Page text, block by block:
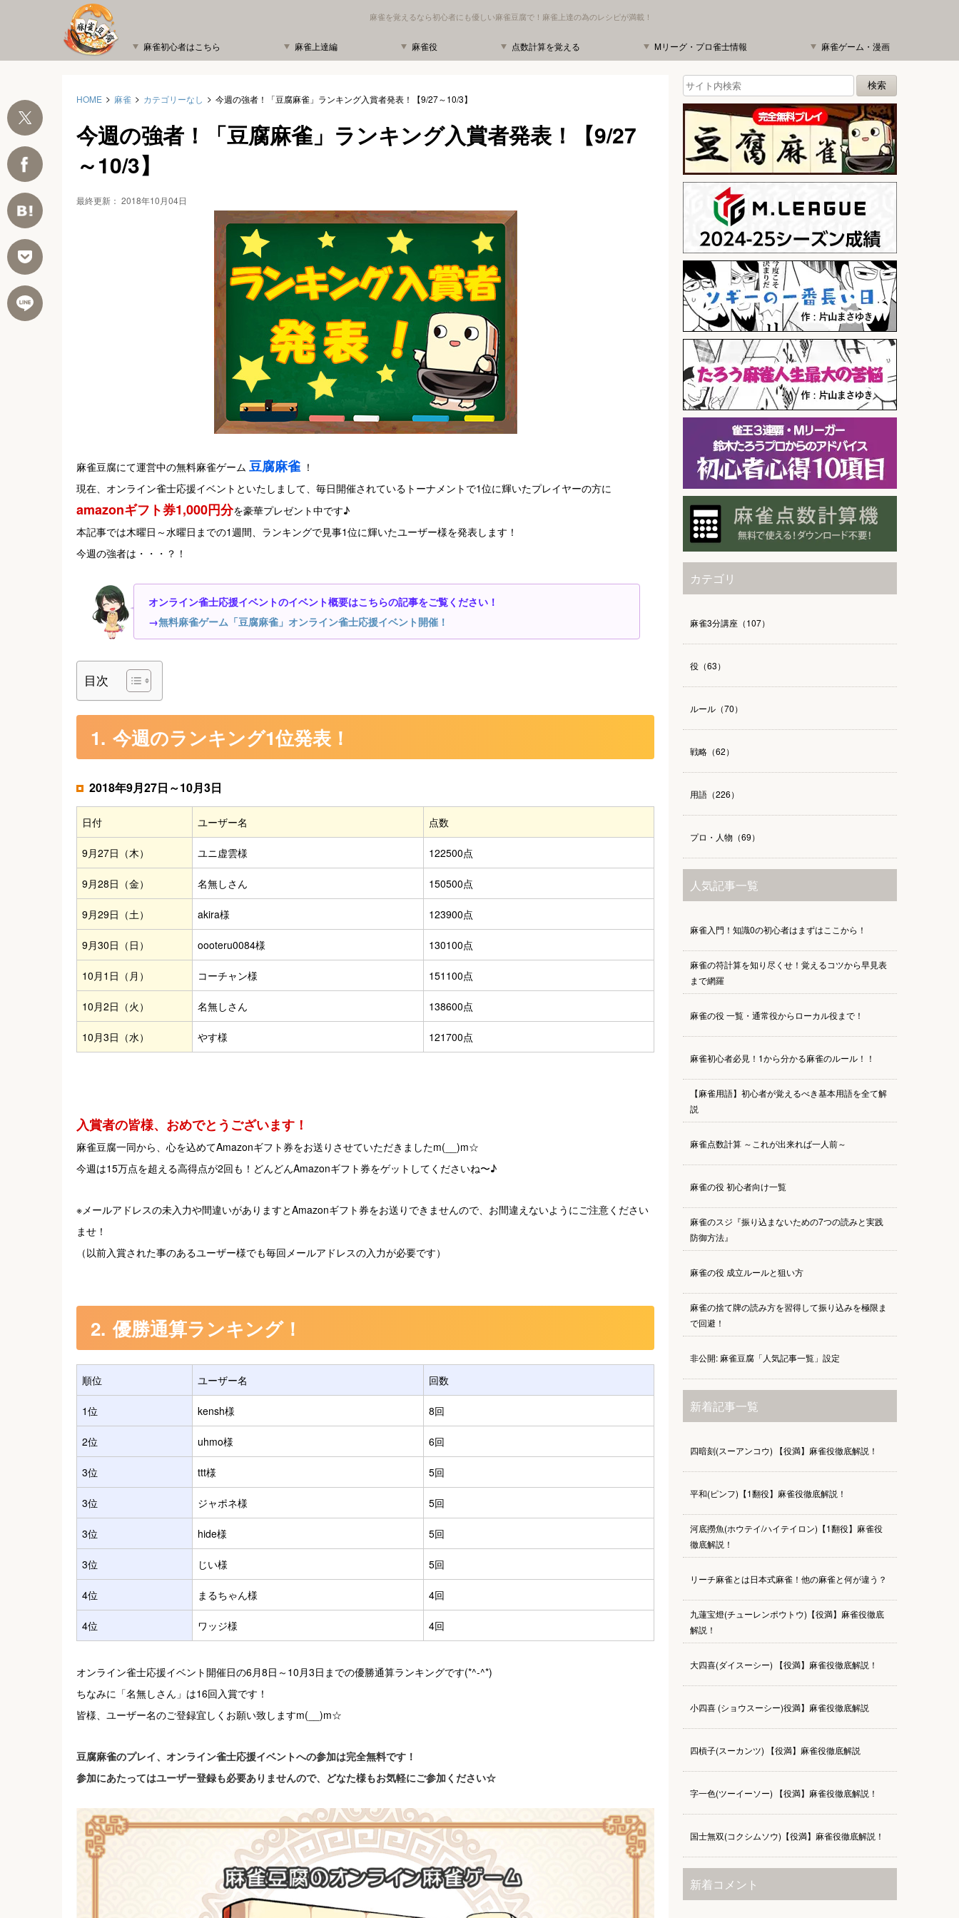
麻雀を覚えるなら初心者にも優しい麻雀豆腐で！麻雀上達の為のレシピが満載！
麻雀初心者はこちら 麻雀上達編 麻雀役 点数計算を覚える Mリーグ・プロ雀士情報 麻雀ゲーム・漫画
HOME 麻雀 カテゴリーなし 今週の強者！「豆腐麻雀」ランキング入賞者発表！【9/27～10/3】
今週の強者！「豆腐麻雀」ランキング入賞者発表！【9/27
～10/3】
最終更新： 2018年10月04日
麻雀豆腐にて運営中の無料麻雀ゲーム 豆腐麻雀 ！
現在、オンライン雀士応援イベントといたしまして、毎日開催されているトーナメントで1位に輝いたプレイヤーの方に
amazonギフト券1,000円分を豪華プレゼント中です♪
本記事では木曜日～水曜日までの1週間、ランキングで見事1位に輝いたユーザー様を発表します！
今週の強者は・・・？！
オンライン雀士応援イベントのイベント概要はこちらの記事をご覧ください！
→無料麻雀ゲーム「豆腐麻雀」オンライン雀士応援イベント開催！
目次
今週のランキング1位発表！
2018年9月27日～10月3日
日付 ユーザー名 点数
9月27日（木） ユニ虚雲様 122500点
9月28日（金） 名無しさん 150500点
9月29日（土） akira様 123900点
9月30日（日） oooteru0084様 130100点
10月1日（月） コーチャン様 151100点
10月2日（火） 名無しさん 138600点
10月3日（水） やす様 121700点
入賞者の皆様、おめでとうございます！
麻雀豆腐一同から、心を込めてAmazonギフト券をお送りさせていただきましたm(__)m☆
今週は15万点を超える高得点が2回も！どんどんAmazonギフト券をゲットしてくださいね〜♪
※メールアドレスの未入力や間違いがありますとAmazonギフト券をお送りできませんので、お間違えないようにご注意ください
ませ！
（以前入賞された事のあるユーザー様でも毎回メールアドレスの入力が必要です）
優勝通算ランキング！
順位 ユーザー名 回数
1位 kensh様 8回
2位 uhmo様 6回
3位 ttt様 5回
3位 ジャポネ様 5回
3位 hide様 5回
3位 じい様 5回
4位 まるちゃん様 4回
4位 ワッジ様 4回
オンライン雀士応援イベント開催日の6月8日～10月3日までの優勝通算ランキングです(*^-^*)
ちなみに「名無しさん」は16回入賞です！
皆様、ユーザー名のご登録宜しくお願い致しますm(__)m☆
豆腐麻雀のプレイ、オンライン雀士応援イベントへの参加は完全無料です！
参加にあたってはユーザー登録も必要ありませんので、どなた様もお気軽にご参加ください☆
カテゴリ
麻雀3分講座（107）
役（63）
ルール（70）
戦略（62）
用語（226）
プロ・人物（69）
人気記事一覧
麻雀入門！知識0の初心者はまずはここから！
麻雀の符計算を知り尽くせ！覚えるコツから早見表
まで網羅
麻雀の役 一覧・通常役からローカル役まで！
麻雀初心者必見！1から分かる麻雀のルール！！
【麻雀用語】初心者が覚えるべき基本用語を全て解
説
麻雀点数計算 ～これが出来れば一人前～
麻雀の役 初心者向け一覧
麻雀のスジ『振り込まないための7つの読みと実践
防御方法』
麻雀の役 成立ルールと狙い方
麻雀の捨て牌の読み方を習得して振り込みを極限ま
で回避！
非公開: 麻雀豆腐「人気記事一覧」設定
新着記事一覧
四暗刻(スーアンコウ) 【役満】麻雀役徹底解説！
平和(ピンフ)【1翻役】麻雀役徹底解説！
河底撈魚(ホウテイ/ハイテイロン)【1翻役】麻雀役
徹底解説！
リーチ麻雀とは日本式麻雀！他の麻雀と何が違う？
九蓮宝燈(チューレンポウトウ)【役満】麻雀役徹底
解説！
大四喜(ダイスーシー) 【役満】麻雀役徹底解説！
小四喜 (ショウスーシー)役満】麻雀役徹底解説
四槓子(スーカンツ) 【役満】麻雀役徹底解説
字一色(ツーイーソー) 【役満】麻雀役徹底解説！
国士無双(コクシムソウ)【役満】麻雀役徹底解説！
新着コメント